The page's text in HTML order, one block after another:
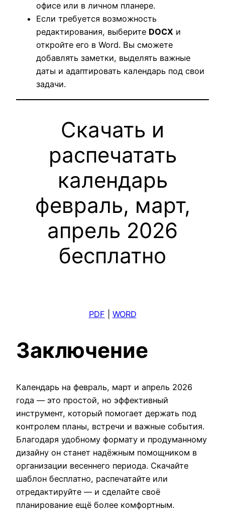
офисе или в личном планере.
Если требуется возможность
редактирования, выберите DOCX и
откройте его в Word. Вы сможете
добавлять заметки, выделять важные
даты и адаптировать календарь под свои
задачи.
Скачать и
распечатать
календарь
февраль, март,
апрель 2026
бесплатно
PDF WORD
Заключение
Календарь на февраль, март и апрель 2026
года — это простой, но эффективный
инструмент, который помогает держать под
контролем планы, встречи и важные события.
Благодаря удобному формату и продуманному
дизайну он станет надёжным помощником в
организации весеннего периода. Скачайте
шаблон бесплатно, распечатайте или
отредактируйте — и сделайте своё
планирование ещё более комфортным.